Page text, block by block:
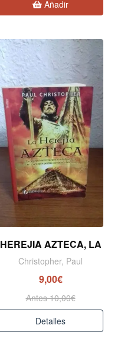
Añadir
HEREJIA AZTECA, LA
Christopher, Paul
9,00€
Antes 10,00€
Detalles